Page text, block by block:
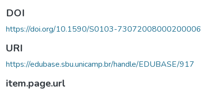
DOI
https://doi.org/10.1590/S0103-73072008000200006
URI
https://edubase.sbu.unicamp.br/handle/EDUBASE/917
item.page.url